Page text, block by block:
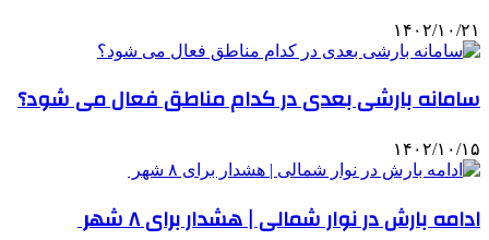
۱۴۰۲/۱۰/۲۱
سامانه بارشی بعدی در کدام مناطق فعال می شود؟
۱۴۰۲/۱۰/۱۵
ادامه بارش در نوار شمالی | هشدار برای ۸ شهر